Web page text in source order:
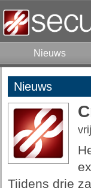
Nieuws
Nieuws
Tijdens drie